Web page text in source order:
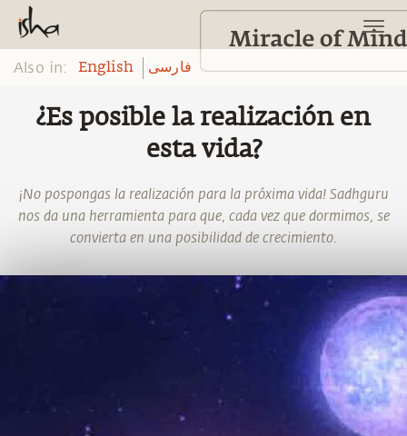
Also in: English فارسی
¿Es posible la realización en
esta vida?
¡No pospongas la realización para la próxima vida! Sadhguru
nos da una herramienta para que, cada vez que dormimos, se
convierta en una posibilidad de crecimiento.